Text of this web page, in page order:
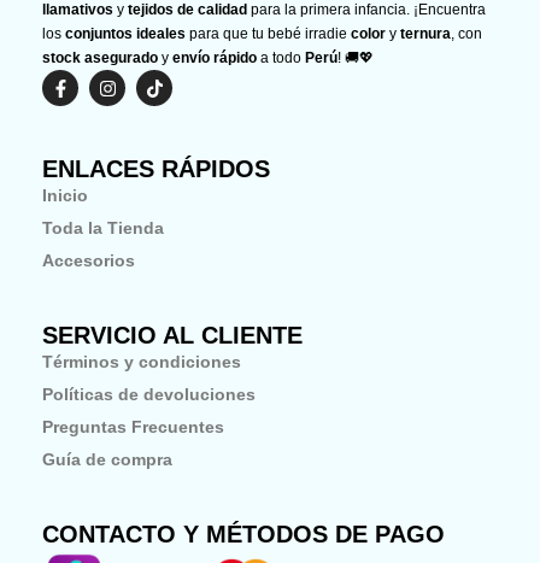
llamativos y tejidos de calidad para la primera infancia. ¡Encuentra
los conjuntos ideales para que tu bebé irradie color y ternura, con
stock asegurado y envío rápido a todo Perú! 🚚💖
F
a
c
o
o
k
-
f
I
n
s
g
m
T
i
k
k
ENLACES RÁPIDOS
Inicio
Toda la Tienda
Accesorios
SERVICIO AL CLIENTE
Términos y condiciones
Políticas de devoluciones
Preguntas Frecuentes
Guía de compra
CONTACTO Y MÉTODOS DE PAGO